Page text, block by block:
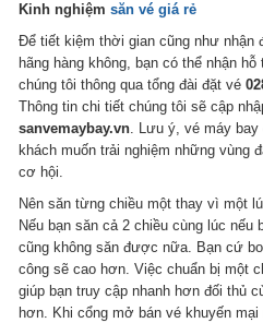
Kinh nghiệmsăn vé giá rẻ
Để tiết kiệm thời gian cũng như
hãng hàng không, bạn có thể nhận
chúng tôi thông qua tổng đài đặt vé
Thông tin chi tiết chúng tôi sẽ cập
sanvemaybay.vn. Lưu ý, vé máy bay
khách muốn trải nghiệm những vùng
cơ hội.
Nên săn từng chiều một thay vì một
Nếu bạn săn cả 2 chiều cùng lúc nếu
cũng không săn được nữa. Bạn cứ
công sẽ cao hơn. Việc chuẩn bị một
giúp bạn truy cập nhanh hơn đối thủ
hơn. Khi cổng mở bán vé khuyến